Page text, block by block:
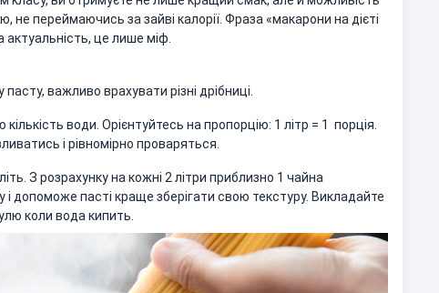
переймаючись за зайві калорії. Фраза «макарони на дієті
це лише міф.
важливо врахувати різні дрібниці.
води. Орієнтуйтесь на пропорцію: 1 літр = 1 порція.
і рівномірно проваряться.
З розрахунку на кожні 2 літри приблизно 1 чайна
допоможе пасті краще зберігати свою текстуру. Викладайте
коли вода кипить.